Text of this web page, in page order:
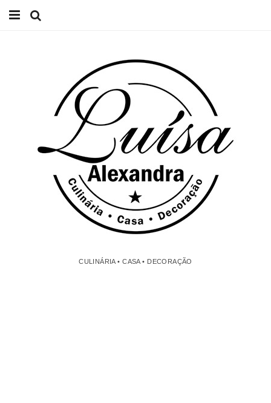
CULINÁRIA • CASA • DECORAÇÃO